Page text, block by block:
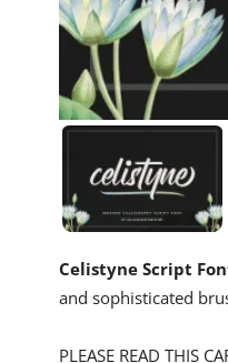
Celistyne Script
and sophisticated
PLEASE READ THIS